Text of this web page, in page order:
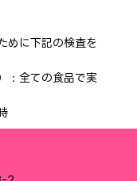
めに下記の検査を
：全ての食品で実